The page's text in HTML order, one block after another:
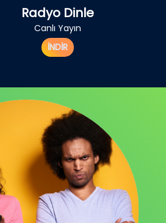
Radyo Dinle
Canlı Yayın
İNDİR